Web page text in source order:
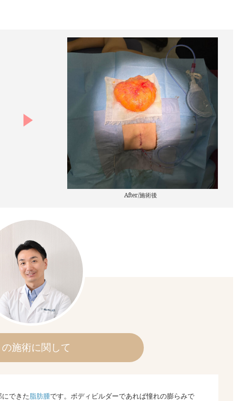
After/施術後
施術に関して
できた脂肪腫です。ボディビルダーであれば憧れの膨らみで